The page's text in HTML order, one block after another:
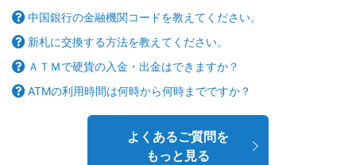
中国銀行の金融機関コードを教えてください。
新札に交換する方法を教えてください。
ＡＴＭで硬貨の入金・出金はできますか？
ATMの利用時間は何時から何時までですか？
よくあるご質問を
もっと見る